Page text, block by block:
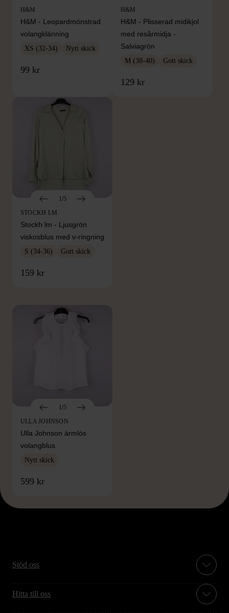
H&M
H&M - Leopardmönstrad
volangklänning
XS (32-34) Nytt skick
99 kr
H&M
H&M - Plisserad midikjol
med resårmidja -
Salviagrön
M (38-40) Gott skick
129 kr
1/5
STOCKH LM
Stockh lm - Ljusgrön
viskosblus med v-ringning
S (34-36) Gott skick
159 kr
FRÅN SAMMA VARUMÄRKE
1/5
ULLA JOHNSON
Ulla Johnson ärmlös
volangblus
Nytt skick
599 kr
Stöd oss
Hitta till oss